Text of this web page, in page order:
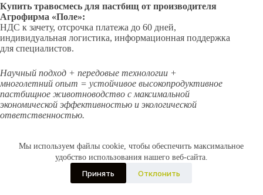
Мы используем файлы cookie, чтобы обеспечить максимальное
удобство использования нашего веб-сайта.
Принять Отклонить
Купить травосмесь для пастбищ от производителя
Агрофирма «Поле»:
НДС к зачету, отсрочка платежа до 60 дней,
индивидуальная логистика, информационная поддержка
для специалистов.
Научный подход + передовые технологии +
многолетний опыт = устойчивое высокопродуктивное
пастбищное животноводство с максимальной
экономической эффективностью и экологической
ответственностью.
Биоматы Травосмеси